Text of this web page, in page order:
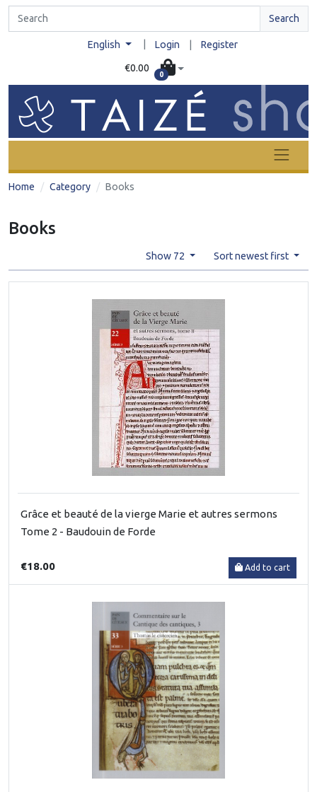
Search
English Login Register
€0.00
0
Home Category Books
Books
Show 72 Sort newest first
Grâce et beauté de la vierge Marie et autres sermons
Tome 2 - Baudouin de Forde
€18.00 Add to cart